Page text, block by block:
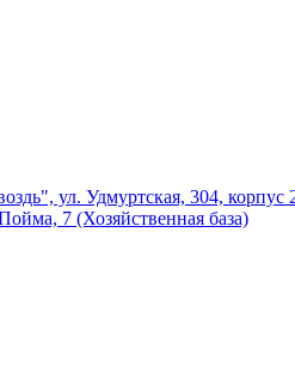
ул. Удмуртская, 304, корпус
7 (Хозяйственная база)